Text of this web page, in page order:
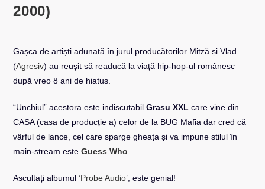
2000)
Gașca de artiști adunată în jurul producătorilor Mitză și Vlad
(Agresiv) au reușit să readucă la viață hip-hop-ul românesc
după vreo 8 ani de hiatus.
“Unchiul” acestora este indiscutabilGrasu XXL care vine din
CASA (casa de producție a) celor de la BUG Mafia dar cred că
vârful de lance, cel care sparge gheața și va impune stilul în
main-stream esteGuess Who
Ascultați albumul ’Probe Audio’ , este genial!